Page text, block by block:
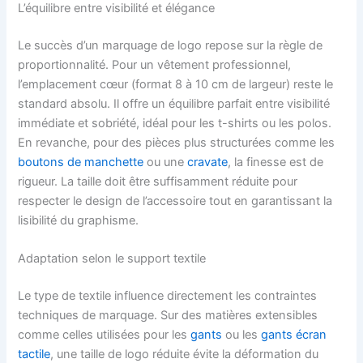
L’équilibre entre visibilité et élégance
Le succès d’un marquage de logo repose sur la règle de
proportionnalité. Pour un vêtement professionnel,
l’emplacement cœur (format 8 à 10 cm de largeur) reste le
standard absolu. Il offre un équilibre parfait entre visibilité
immédiate et sobriété, idéal pour les t-shirts ou les polos.
En revanche, pour des pièces plus structurées comme les
boutons de manchette ou unecravate, la finesse est de
rigueur. La taille doit être suffisamment réduite pour
respecter le design de l’accessoire tout en garantissant la
lisibilité du graphisme.
Adaptation selon le support textile
Le type de textile influence directement les contraintes
techniques de marquage. Sur des matières extensibles
comme celles utilisées pour lesgants ou lesgants écran
tactile, une taille de logo réduite évite la déformation du